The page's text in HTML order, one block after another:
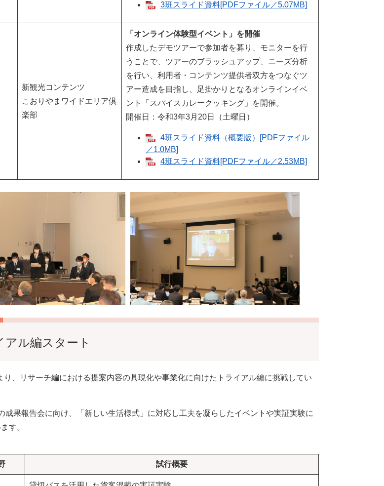
3班スライド資料[PDFファイル／5.07MB]
新観光コンテンツ
こおりやまワイドエリア倶
楽部
「オンライン体験型イベント」を開催
作成したデモツアーで参加者を募り、モニターを行
うことで、ツアーのブラッシュアップ、ニーズ分析
を行い、利用者・コンテンツ提供者双方をつなぐツ
アー造成を目指し、足掛かりとなるオンラインイベ
ント「スパイスカレークッキング」を開催。
開催日：令和3年3月20日（土曜日）
4班スライド資料（概要版）[PDFファイル
／1.0MB]
4班スライド資料[PDFファイル／2.53MB]
アル編スタート
り、リサーチ編における提案内容の具現化や事業化に向けたトライアル編に挑戦してい
成果報告会に向け、「新しい生活様式」に対応し工夫を凝らしたイベントや実証実験に
す。
試行概要